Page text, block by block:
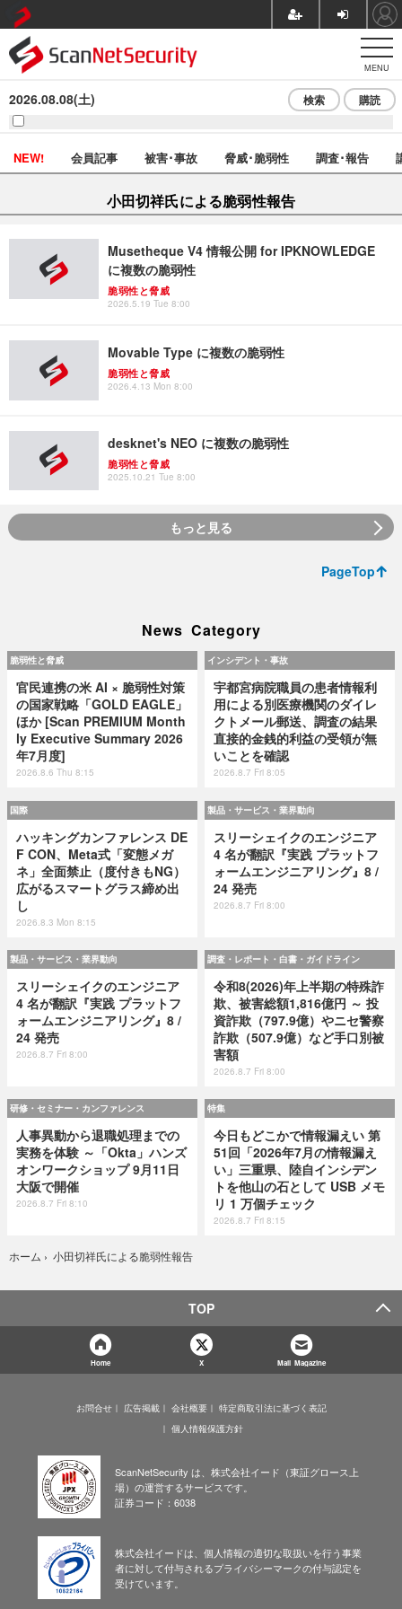
MENU
2026.08.08(土) 検索 購読
NEW! 会員記事 被害･事故 脅威･脆弱性 調査･報告
小田切祥氏による脆弱性報告
Musetheque V4 情報公開 for IPKNOWLEDGE
に複数の脆弱性
脆弱性と脅威
2026.5.19 Tue 8:00
Movable Type に複数の脆弱性
脆弱性と脅威
2026.4.13 Mon 8:00
desknet's NEO に複数の脆弱性
脆弱性と脅威
2025.10.21 Tue 8:00
もっと見る
PageTop
News Category
脆弱性と脅威
官民連携の米 AI × 脆弱性対策
の国家戦略「GOLD EAGLE」
ほか [Scan PREMIUM Month
ly Executive Summary 2026
年7月度]
2026.8.6 Thu 8:15
インシデント・事故
宇都宮病院職員の患者情報利
用による別医療機関のダイレ
クトメール郵送、調査の結果
直接的金銭的利益の受領が無
いことを確認
2026.8.7 Fri 8:05
国際
ハッキングカンファレンス DE
F CON、Meta式「変態メガ
ネ」全面禁止（度付きもNG）
広がるスマートグラス締め出
し
2026.8.3 Mon 8:15
製品・サービス・業界動向
スリーシェイクのエンジニア
4 名が翻訳『実践 プラットフ
ォームエンジニアリング』8 /
24 発売
2026.8.7 Fri 8:00
製品・サービス・業界動向
スリーシェイクのエンジニア
4 名が翻訳『実践 プラットフ
ォームエンジニアリング』8 /
24 発売
2026.8.7 Fri 8:00
調査・レポート・白書・ガイドライン
令和8(2026)年上半期の特殊詐
欺、被害総額1,816億円 ～ 投
資詐欺（797.9億）やニセ警察
詐欺（507.9億）など手口別被
害額
2026.8.7 Fri 8:00
研修・セミナー・カンファレンス
人事異動から退職処理までの
実務を体験 ～「Okta」ハンズ
オンワークショップ 9月11日
大阪で開催
2026.8.7 Fri 8:10
特集
今日もどこかで情報漏えい 第
51回「2026年7月の情報漏え
い」三重県、陸自インシデン
トを他山の石として USB メモ
リ 1 万個チェック
2026.8.7 Fri 8:15
ホーム › 小田切祥氏による脆弱性報告
TOP
Home X Mail Magazine
お問合せ 広告掲載 会社概要
特定商取引法に基づく表記
個人情報保護方針
ScanNetSecurity は、株式会社イード（東証グロース上
場）の運営するサービスです。
証券コード：6038
株式会社イードは、個人情報の適切な取扱いを行う事業
者に対して付与されるプライバシーマークの付与認定を
受けています。